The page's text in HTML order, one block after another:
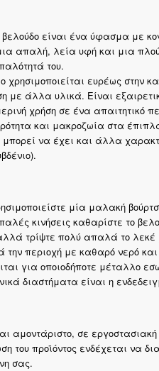
είναι ένα ύφασμα με
απαλή, λεία υφή και μια
του.
ευρέως στην
με άλλα υλικά. Είναι
χρήση σε ένα απαιτητικό
και μακροζωία στα
να έχει και άλλα
μία μαλακή
κινήσεις καθαρίστε το
τρίψτε πολύ απαλά το λεκέ
περιοχή με καθαρό νερό
για οποιοδήποτε μέταλλο
διαστήματα είναι η
αμοντάριστο, σε
του προϊόντος ενδέχεται να
σας.